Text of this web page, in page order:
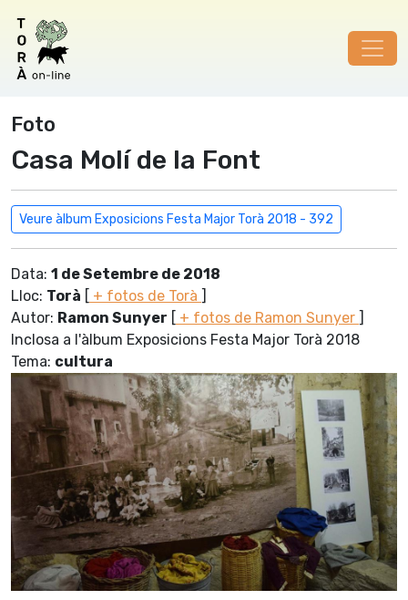
Foto
Casa Molí de la Font
Veure àlbum Exposicions Festa Major Torà 2018 - 392
Data: 1 de Setembre de 2018
Lloc: Torà [ + fotos de Torà ]
Autor: Ramon Sunyer [ + fotos de Ramon Sunyer ]
Inclosa a l'àlbum Exposicions Festa Major Torà 2018
Tema: cultura